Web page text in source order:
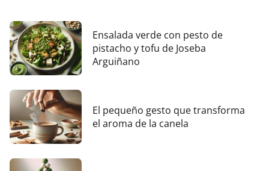
Ensalada verde con pesto de
pistacho y tofu de Joseba
Arguiñano
El pequeño gesto que transforma
el aroma de la canela